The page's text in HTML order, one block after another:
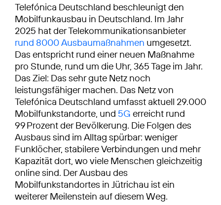
Telefónica Deutschland beschleunigt den
Mobilfunkausbau in Deutschland. Im Jahr
2025 hat der Telekommunikationsanbieter
rund 8000 Ausbaumaßnahmen umgesetzt.
Das entspricht rund einer neuen Maßnahme
pro Stunde, rund um die Uhr, 365 Tage im Jahr.
Das Ziel: Das sehr gute Netz noch
leistungsfähiger machen. Das Netz von
Telefónica Deutschland umfasst aktuell 29.000
Mobilfunkstandorte, und 5G erreicht rund
99 Prozent der Bevölkerung. Die Folgen des
Ausbaus sind im Alltag spürbar: weniger
Funklöcher, stabilere Verbindungen und mehr
Kapazität dort, wo viele Menschen gleichzeitig
online sind. Der Ausbau des
Mobilfunkstandortes in Jütrichau ist ein
weiterer Meilenstein auf diesem Weg.